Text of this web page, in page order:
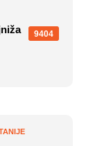
9404